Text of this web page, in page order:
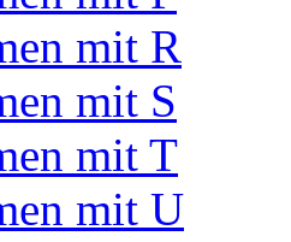
mit R
mit S
mit T
mit U